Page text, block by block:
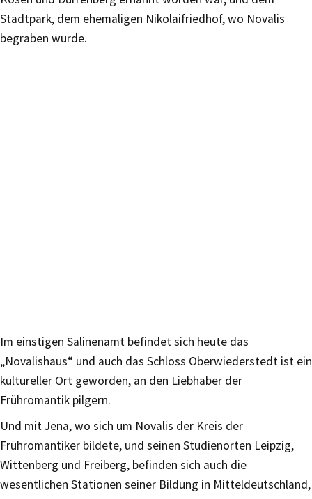
Stadtpark, dem ehemaligen Nikolaifriedhof, wo Novalis
begraben wurde.
Im einstigen Salinenamt befindet sich heute das
„Novalishaus“ und auch das Schloss Oberwiederstedt ist ein
kultureller Ort geworden, an den Liebhaber der
Frühromantik pilgern.
Und mit Jena, wo sich um Novalis der Kreis der
Frühromantiker bildete, und seinen Studienorten Leipzig,
Wittenberg und Freiberg, befinden sich auch die
wesentlichen Stationen seiner Bildung in Mitteldeutschland,